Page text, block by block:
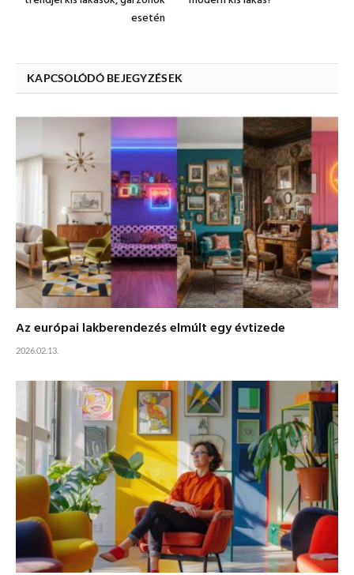
esetén
KAPCSOLÓDÓ BEJEGYZÉSEK
Az európai lakberendezés elmúlt egy évtizede
2026.02.13.